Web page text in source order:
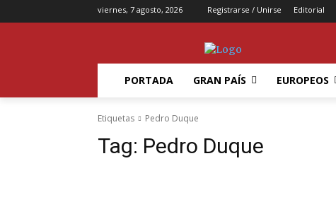
viernes, 7 agosto, 2026 Registrarse / Unirse Editorial
PORTADA GRAN PAÍS EUROPEOS
Etiquetas Pedro Duque
Tag: Pedro Duque